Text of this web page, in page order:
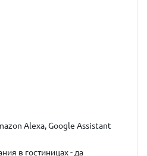
Alexa, Google Assistant
в гостиницах - да